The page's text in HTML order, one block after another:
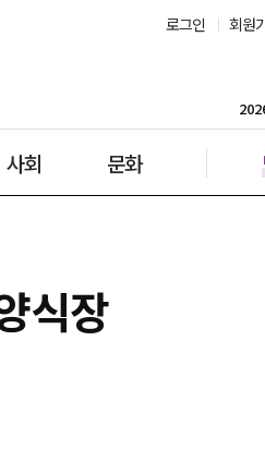
로그인 회원
사회 문화
식장